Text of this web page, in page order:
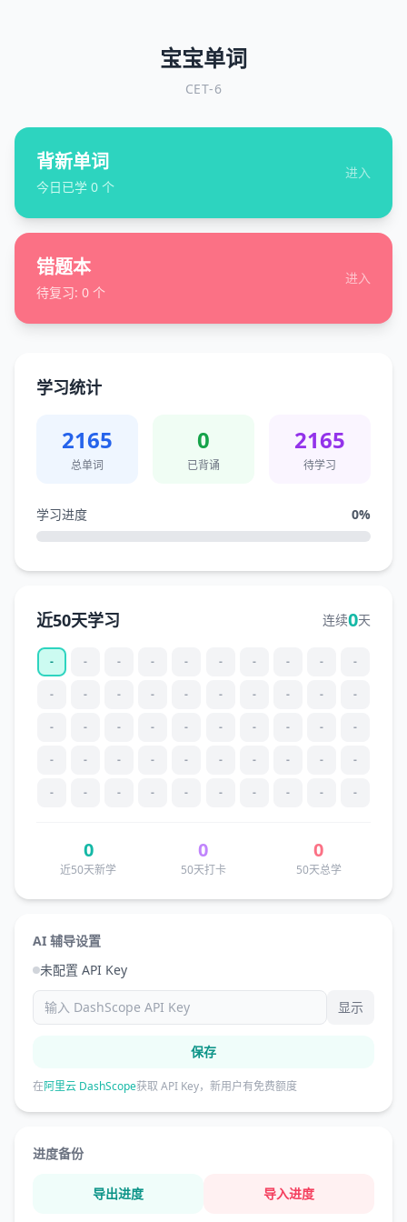
宝宝单词
CET-6
背新单词
今日已学 0 个
进入
错题本
待复习: 0 个
进入
学习统计
2165
总单词
0
已背诵
2165
待学习
学习进度 0%
近50天学习 连续0天
- - - - - - - - - -
- - - - - - - - - -
- - - - - - - - - -
- - - - - - - - - -
- - - - - - - - - -
0
近50天新学
0
50天打卡
0
50天总学
AI 辅导设置
未配置 API Key
显示
保存
在阿里云 DashScope获取 API Key，新用户有免费额度
进度备份
导出进度 导入进度